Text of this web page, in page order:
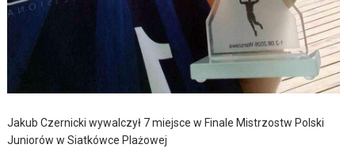
Jakub Czernicki wywalczył 7 miejsce w Finale Mistrzostw Polski
Juniorów w Siatkówce Plażowej